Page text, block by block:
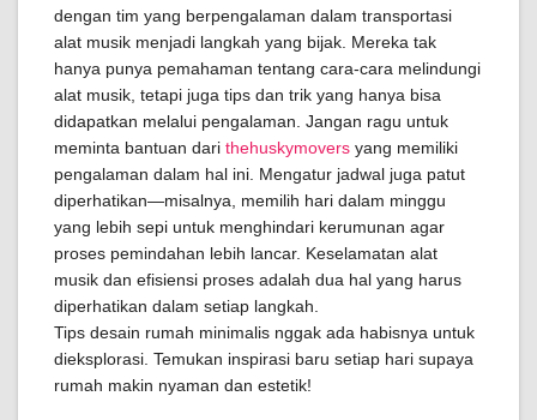
dengan tim yang berpengalaman dalam transportasi
alat musik menjadi langkah yang bijak. Mereka tak
hanya punya pemahaman tentang cara-cara melindungi
alat musik, tetapi juga tips dan trik yang hanya bisa
didapatkan melalui pengalaman. Jangan ragu untuk
meminta bantuan dari thehuskymovers yang memiliki
pengalaman dalam hal ini. Mengatur jadwal juga patut
diperhatikan—misalnya, memilih hari dalam minggu
yang lebih sepi untuk menghindari kerumunan agar
proses pemindahan lebih lancar. Keselamatan alat
musik dan efisiensi proses adalah dua hal yang harus
diperhatikan dalam setiap langkah.
Tips desain rumah minimalis nggak ada habisnya untuk
dieksplorasi. Temukan inspirasi baru setiap hari supaya
rumah makin nyaman dan estetik!